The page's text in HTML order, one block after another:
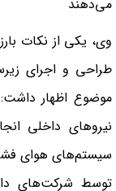
می‌دهند
وی، یکی از نکات
طراحی و اجرای
نیروهای داخلی
سیستم‌های هوای
توسط شرکت‌های